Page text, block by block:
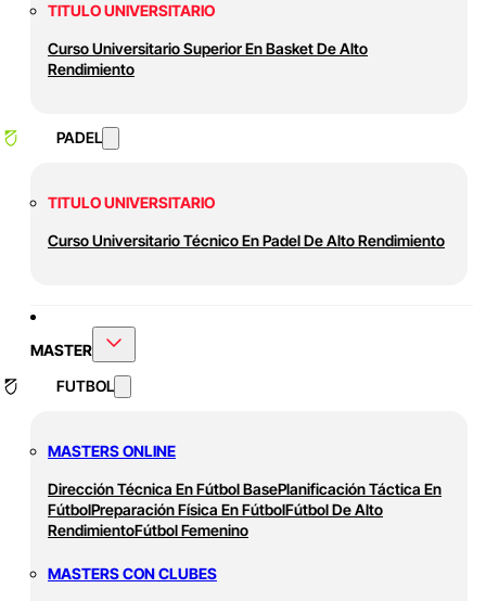
TITULO UNIVERSITARIO
Curso Universitario Superior En Basket De Alto
Rendimiento
PADEL
TITULO UNIVERSITARIO
Curso Universitario Técnico En Padel De Alto Rendimiento
MASTER
FUTBOL
MASTERS ONLINE
Dirección Técnica En Fútbol BasePlanificación Táctica En
FútbolPreparación Física En FútbolFútbol De Alto
RendimientoFútbol Femenino
MASTERS CON CLUBES